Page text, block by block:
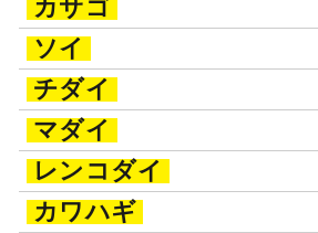
カサゴ
ソイ
チダイ
マダイ
レンコダイ
カワハギ